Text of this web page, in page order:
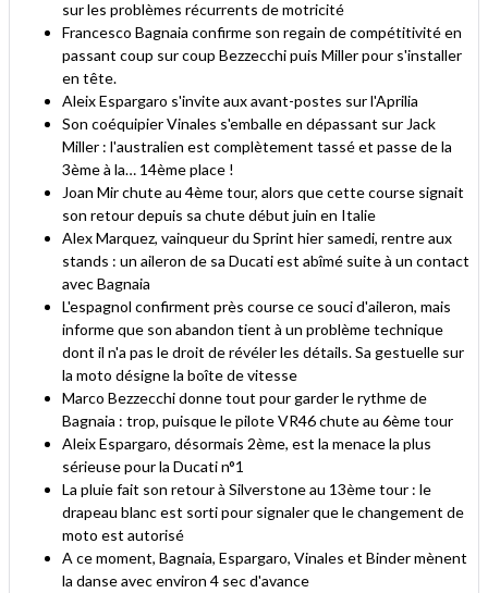
sur les problèmes récurrents de motricité
Francesco Bagnaia confirme son regain de compétitivité en
passant coup sur coup Bezzecchi puis Miller pour s'installer
en tête.
Aleix Espargaro s'invite aux avant-postes sur l'Aprilia
Son coéquipier Vinales s'emballe en dépassant sur Jack
Miller : l'australien est complètement tassé et passe de la
3ème à la… 14ème place !
Joan Mir chute au 4ème tour, alors que cette course signait
son retour depuis sa chute début juin en Italie
Alex Marquez, vainqueur du Sprint hier samedi, rentre aux
stands : un aileron de sa Ducati est abîmé suite à un contact
avec Bagnaia
L'espagnol confirment près course ce souci d'aileron, mais
informe que son abandon tient à un problème technique
dont il n'a pas le droit de révéler les détails. Sa gestuelle sur
la moto désigne la boîte de vitesse
Marco Bezzecchi donne tout pour garder le rythme de
Bagnaia : trop, puisque le pilote VR46 chute au 6ème tour
Aleix Espargaro, désormais 2ème, est la menace la plus
sérieuse pour la Ducati n°1
La pluie fait son retour à Silverstone au 13ème tour : le
drapeau blanc est sorti pour signaler que le changement de
moto est autorisé
A ce moment, Bagnaia, Espargaro, Vinales et Binder mènent
la danse avec environ 4 sec d'avance